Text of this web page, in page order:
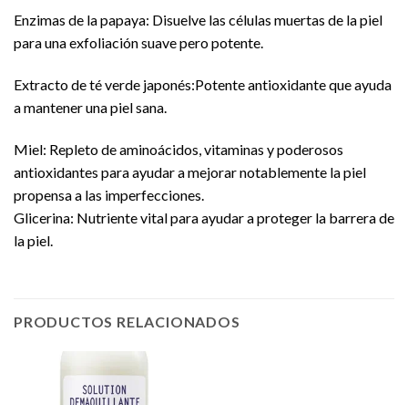
Enzimas de la papaya: Disuelve las células muertas de la piel
para una exfoliación suave pero potente.
Extracto de té verde japonés:Potente antioxidante que ayuda
a mantener una piel sana.
Miel: Repleto de aminoácidos, vitaminas y poderosos
antioxidantes para ayudar a mejorar notablemente la piel
propensa a las imperfecciones.
Glicerina: Nutriente vital para ayudar a proteger la barrera de
la piel.
PRODUCTOS RELACIONADOS